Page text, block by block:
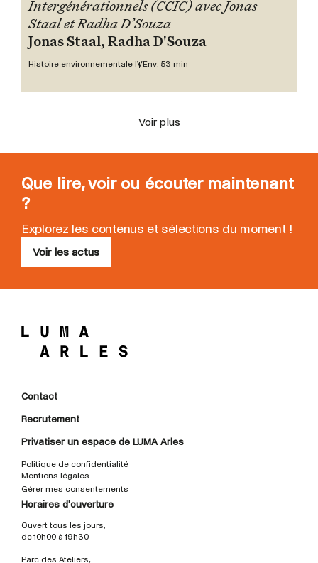
Intergénérationnels (CCIC) avec Jonas
Staal et Radha D’Souza
Jonas Staal, Radha D'Souza
Histoire environnementale IVEnv. 53 min
Voir plus
Que lire, voir ou écouter maintenant
?
Explorez les contenus et sélections du moment !
Voir les actus
Contact
Recrutement
Privatiser un espace de LUMA Arles
Politique de confidentialité
Mentions légales
Gérer mes consentements
Horaires d'ouverture
Ouvert tous les jours,
de 10h00 à 19h30
Parc des Ateliers,